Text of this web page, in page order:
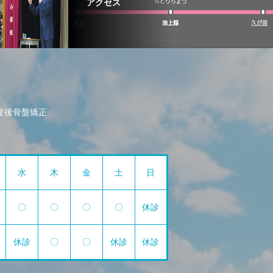
アクセス
後骨盤矯正
水 木 金 土 日
〇 〇 〇 〇 休診
休診 〇 〇 休診 休診